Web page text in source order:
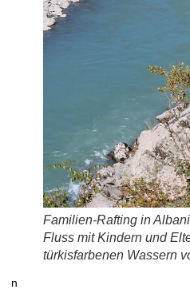
Familien-Rafting in
Fluss mit Kindern und
türkisfarbenen Wassern
n